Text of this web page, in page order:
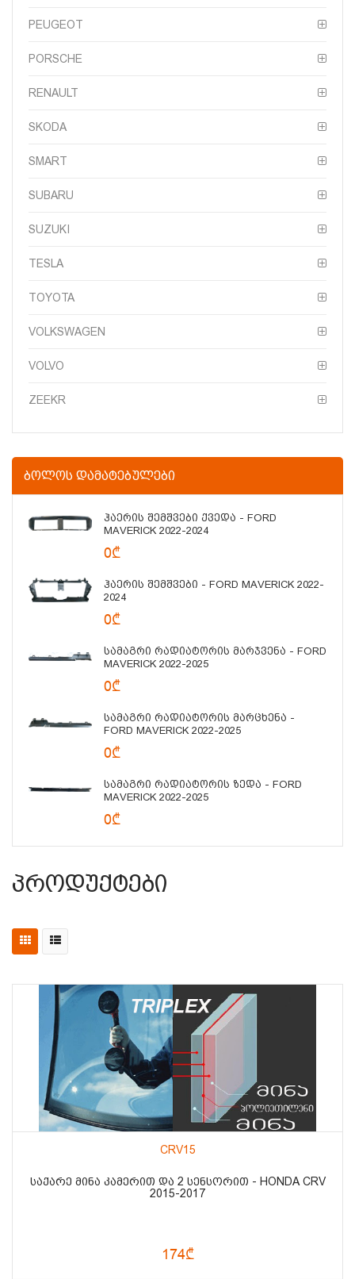
PEUGEOT
PORSCHE
RENAULT
SKODA
SMART
SUBARU
SUZUKI
TESLA
TOYOTA
VOLKSWAGEN
VOLVO
ZEEKR
ᲑᲝᲚᲝᲡ ᲓᲐᲛᲐᲢᲔᲑᲣᲚᲔᲑᲘ
Ჰაერის Შემშვები Ქვედა - FORD
MAVERICK 2022-2024
0₾
Ჰაერის Შემშვები - FORD MAVERICK 2022-
2024
0₾
Სამაგრი Რადიატორის Მარჯვენა - FORD
MAVERICK 2022-2025
0₾
Სამაგრი Რადიატორის Მარცხენა -
FORD MAVERICK 2022-2025
0₾
Სამაგრი Რადიატორის Ზედა - FORD
MAVERICK 2022-2025
0₾
Პროდუქტები
CRV15
ᲡᲐᲥᲐᲠᲔ ᲛᲘᲜᲐ ᲙᲐᲛᲔᲠᲘᲗ ᲓᲐ 2 ᲡᲔᲜᲡᲝᲠᲘᲗ - HONDA CRV
2015-2017
174₾